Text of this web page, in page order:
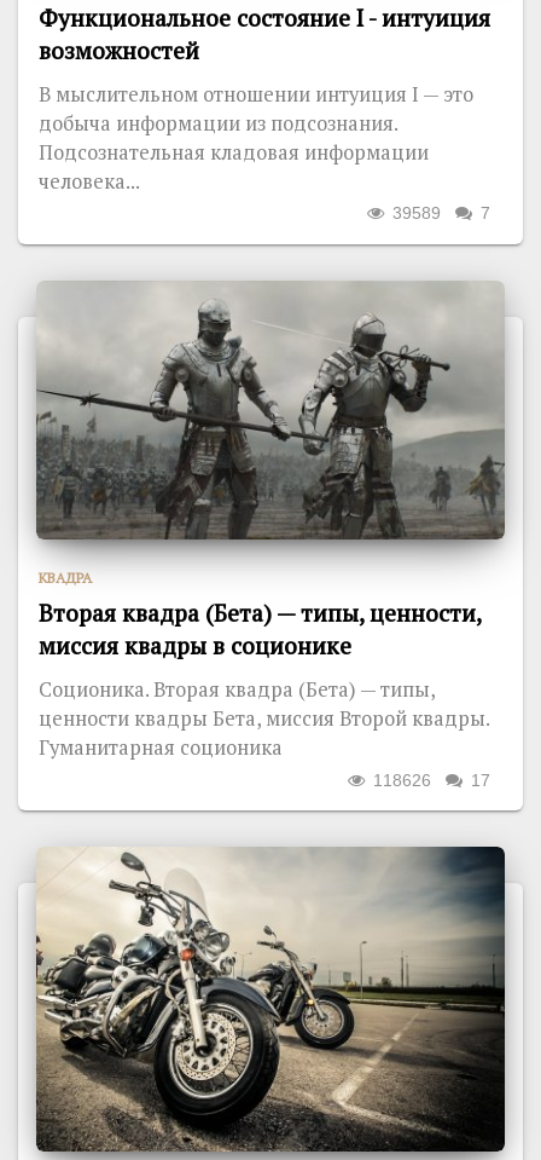
Функциональное состояние I - интуиция
возможностей
В мыслительном отношении интуиция I — это
добыча информации из подсознания.
Подсознательная кладовая информации
человека...
7
39589
КВАДРА
Вторая квадра (Бета) — типы, ценности,
миссия квадры в соционике
Соционика. Вторая квадра (Бета) — типы,
ценности квадры Бета, миссия Второй квадры.
Гуманитарная соционика
17
118626